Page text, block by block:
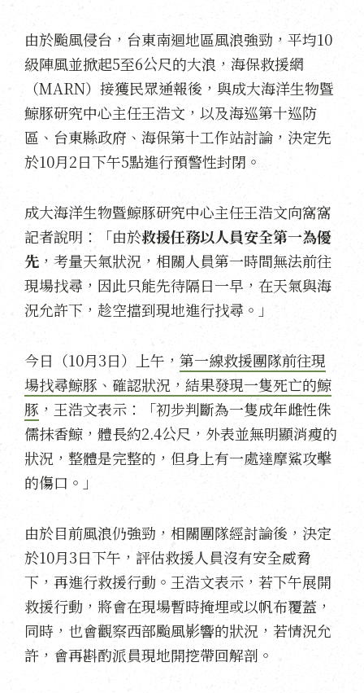
由於颱風侵台，台東南迴地區風浪強勁，平均10
級陣風並掀起5至6公尺的大浪，海保救援網
（MARN）接獲民眾通報後，與成大海洋生物暨
鯨豚研究中心主任王浩文，以及海巡第十巡防
區、台東縣政府、海保第十工作站討論，決定先
於10月2日下午5點進行預警性封閉。
成大海洋生物暨鯨豚研究中心主任王浩文向窩窩
記者說明：「由於救援任務以人員安全第一為優
先 ，考量天氣狀況，相關人員第一時間無法前往
現場找尋，因此只能先待隔日一早，在天氣與海
況允許下，趁空擋到現地進行找尋。」
今日（10月3日）上午， 第一線救援團隊前往現
場找尋鯨豚、確認狀況，結果發現一隻死亡的鯨
豚 ，王浩文表示：「初步判斷為一隻成年雌性侏
儒抹香鯨，體長約2.4公尺，外表並無明顯消瘦的
狀況，整體是完整的，但身上有一處達摩鯊攻擊
的傷口。」
由於目前風浪仍強勁，相關團隊經討論後，決定
於10月3日下午，評估救援人員沒有安全威脅
下，再進行救援行動。王浩文表示，若下午展開
救援行動，將會在現場暫時掩埋或以帆布覆蓋，
同時，也會觀察西部颱風影響的狀況，若情況允
許，會再斟酌派員現地開挖帶回解剖。